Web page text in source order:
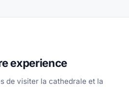
experience
de visiter la cathedrale et la